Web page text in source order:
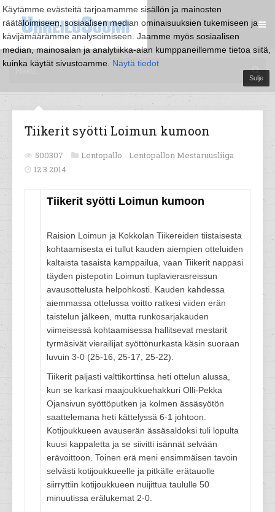
Käytämme evästeitä tarjoamamme sisällön ja mainosten
räätälöimiseen, sosiaalisen median ominaisuuksien tukemiseen ja
kävijämäärämme analysoimiseen. Jaamme myös sosiaalisen
median, mainosalan ja analytiikka-alan kumppaneillemme tietoa siitä,
kuinka käytät sivustoamme. Näytä tiedot
Sulje
Tiikerit syötti Loimun kumoon
500307 Lentopallo - Lentopallon Mestaruusliiga
12.3.2014
Tiikerit syötti Loimun kumoon
Raision Loimun ja Kokkolan Tiikereiden tiistaisesta
kohtaamisesta ei tullut kauden aiempien otteluiden
kaltaista tasaista kamppailua, vaan Tiikerit nappasi
täyden pistepotin Loimun tuplavierasreissun
avausottelusta helpohkosti. Kauden kahdessa
aiemmassa ottelussa voitto ratkesi viiden erän
taistelun jälkeen, mutta runkosarjakauden
viimeisessä kohtaamisessa hallitsevat mestarit
tyrmäsivät vierailijat syöttönurkasta käsin suoraan
luvuin 3-0 (25-16, 25-17, 25-22).
Tiikerit paljasti valttikorttinsa heti ottelun alussa,
kun se karkasi maajoukkuehakkuri Olli-Pekka
Ojansivun syöttöputken ja kolmen ässäsyötön
saattelemana heti kättelyssä 6-1 johtoon.
Kotijoukkueen avauserän ässäsaldoksi tuli lopulta
kuusi kappaletta ja se siivitti isännät selvään
erävoittoon. Toinen erä meni ensimmäisen tavoin
selvästi kotijoukkueelle ja pitkälle erätauolle
siirryttiin kotijoukkueen nuijittua taululle 50
minuutissa erälukemat 2-0.